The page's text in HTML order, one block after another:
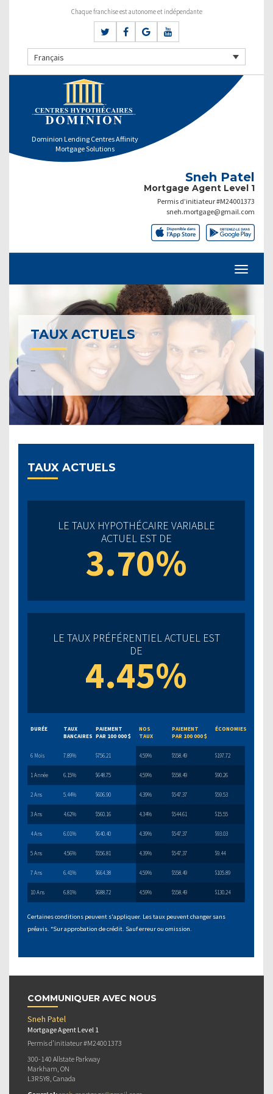
Chaque franchise est autonome et indépendante
Français
Dominion Lending Centres Affinity
Mortgage Solutions
Sneh Patel
Mortgage Agent Level 1
Permis d’initiateur #M24001373
sneh.mortgage@gmail.com
TAUX ACTUELS
–
TAUX ACTUELS
LE TAUX HYPOTHÉCAIRE VARIABLE
ACTUEL EST DE
3.70%
LE TAUX PRÉFÉRENTIEL ACTUEL EST
DE
4.45%
DURÉE
TAUX
BANCAIRES
PAIEMENT
PAR 100 000 $
NOS
TAUX
PAIEMENT
PAR 100 000 $
ÉCONOMIES
6 Mois 7.89% $756.21 4.59% $558.49 $197.72
1 Année 6.15% $648.75 4.59% $558.49 $90.26
2 Ans 5.44% $606.90 4.39% $547.37 $59.53
3 Ans 4.62% $560.16 4.34% $544.61 $15.55
4 Ans 6.01% $640.40 4.39% $547.37 $93.03
5 Ans 4.56% $556.81 4.39% $547.37 $9.44
7 Ans 6.41% $664.38 4.59% $558.49 $105.89
10 Ans 6.81% $688.72 4.59% $558.49 $130.24
Certaines conditions peuvent s'appliquer. Les taux peuvent changer sans
préavis. *Sur approbation de crédit. Sauf erreur ou omission.
COMMUNIQUER AVEC NOUS
Sneh Patel
Mortgage Agent Level 1
Permis d’initiateur #M24001373
300-140 Allstate Parkway
Markham, ON
L3R 5Y8, Canada